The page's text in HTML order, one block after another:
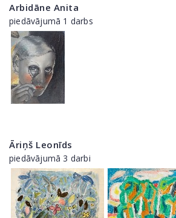
Arbidāne Anita
piedāvājumā 1 darbs
Āriņš Leonīds
piedāvājumā 3 darbi